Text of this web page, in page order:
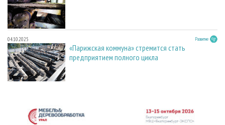
04.10.2025 Развитие
«Парижская коммуна» стремится стать
предприятием полного цикла